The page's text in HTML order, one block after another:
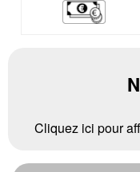
Cliquez ici pour